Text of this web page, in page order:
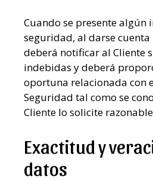
Cuando se presente algún
seguridad, al darse cuenta
deberá notificar al Cliente
indebidas y deberá
oportuna relacionada con
Seguridad tal como se
Cliente lo solicite
Exactitud y
datos